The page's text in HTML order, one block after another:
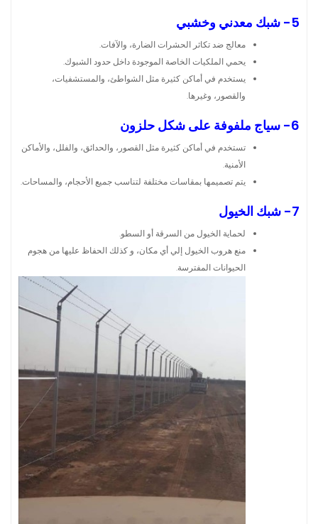
5- شبك معدني وخشبي
معالج ضد تكاثر الحشرات الضارة، والآفات.
يحمي الملكيات الخاصة الموجودة داخل حدود الشبوك.
يستخدم في أماكن كثيرة مثل الشواطئ، والمستشفيات،
والقصور، وغيرها.
6- سياج ملفوفة على شكل حلزون
تستخدم في أماكن كثيرة مثل القصور، والحدائق، والفلل، والأماكن
الأمنية.
يتم تصميمها بمقاسات مختلفة لتناسب جميع الأحجام، والمساحات.
7- شبك الخيول
لحماية الخيول من السرقة أو السطو.
منع هروب الخيول إلي أي مكان، و كذلك الحفاظ عليها من هجوم
الحيوانات المفترسة.